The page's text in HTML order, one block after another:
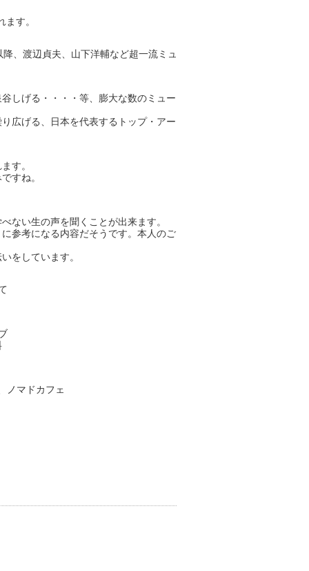
す。
、渡辺貞夫、山下洋輔など超一流ミュ
しげる・・・・等、膨大な数のミュー
広げる、日本を代表するトップ・アー
す。
すね。
ない生の声を聞くことが出来ます。
参考になる内容だそうです。本人のご
をしています。
ノマドカフェ